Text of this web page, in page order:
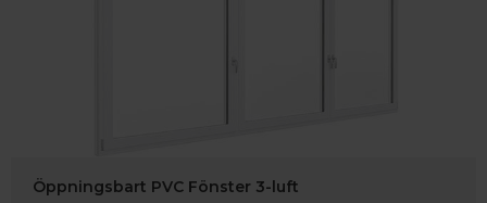
Öppningsbart PVC Fönster 3-luft